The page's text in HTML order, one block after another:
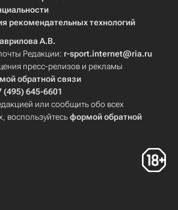
рекомендательных технологий
А.В.
Редакции: r-sport.internet@ria.ru
пресс-релизов и рекламы
обратной связи
(495) 645-6601
или сообщить обо всех
воспользуйтесьформой обратной